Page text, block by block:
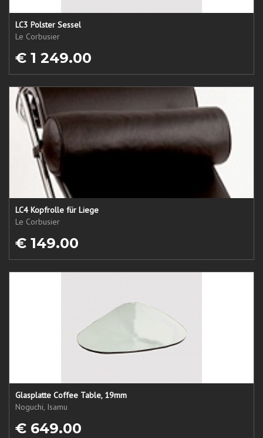
LC3 Polster Sessel
Le Corbusier
€ 1 249.00
LC4 Kopfrolle für Liege
Le Corbusier
€ 149.00
Glasplatte Coffee Table, 19mm
Noguchi, Isamu
€ 649.00